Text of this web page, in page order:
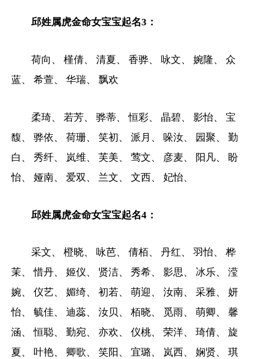
邱姓属虎金命女宝宝起名3：
荷向、 槿倩、 清夏、 香骅、 咏文、 婉隆、 众
蓝、 希萱、 华瑞、 飘欢
柔琦、 若芳、 骅蒂、 恒彩、 晶碧、 影怡、 宝
馥、 骅依、 荷珊、 笑初、 派月、 哚汝、 园聚、 勤
白、 秀纤、 岚维、 芙美、 莺文、 彦麦、 阳凡、 盼
怡、 娅南、 爱双、 兰文、 文西、 妃怡、
邱姓属虎金命女宝宝起名4：
采文、 橙晓、 咏芭、 倩栢、 丹红、 羽怡、 桦
茉、 惜丹、 姬仪、 贤洁、 秀希、 影思、 冰乐、 滢
婉、 仪艺、 媚绮、 初若、 萌迎、 汝南、 采雅、 妍
怡、 毓佳、 迪蕊、 汝贝、 栢晓、 觅雨、 萌卿、 馨
涵、 恒聪、 勤宛、 亦欢、 仪桃、 荣洋、 琦倩、 旋
夏、 叶艳、 卿歌、 笑阳、 宜璐、 岚西、 娴贤、 琪